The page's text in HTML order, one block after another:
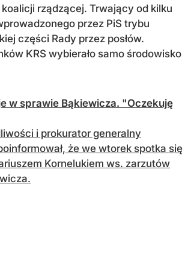
rządzącej. Trwający od kilku
przez PiS trybu
części Rady przez posłów.
KRS wybierało samo środowisko
w sprawie Bąkiewicza. "Oczekuję
i prokurator generalny
że we wtorek spotka się
Kornelukiem ws. zarzutów